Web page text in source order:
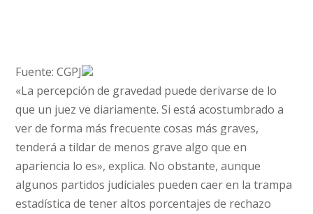
Fuente: CGPJ
«La percepción de gravedad puede derivarse de lo
que un juez ve diariamente. Si está acostumbrado a
ver de forma más frecuente cosas más graves,
tenderá a tildar de menos grave algo que en
apariencia lo es», explica. No obstante, aunque
algunos partidos judiciales pueden caer en la trampa
estadística de tener altos porcentajes de rechazo